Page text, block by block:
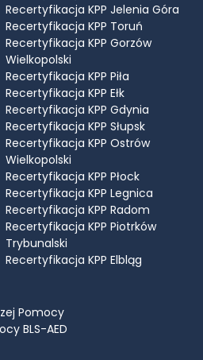
Recertyfikacja KPP Jelenia Góra
Recertyfikacja KPP Toruń
Recertyfikacja KPP Gorzów
Wielkopolski
Recertyfikacja KPP Piła
Recertyfikacja KPP Ełk
Recertyfikacja KPP Gdynia
Recertyfikacja KPP Słupsk
Recertyfikacja KPP Ostrów
Wielkopolski
Recertyfikacja KPP Płock
Recertyfikacja KPP Legnica
Recertyfikacja KPP Radom
Recertyfikacja KPP Piotrków
Trybunalski
Recertyfikacja KPP Elbląg
Pomocy
BLS-AED